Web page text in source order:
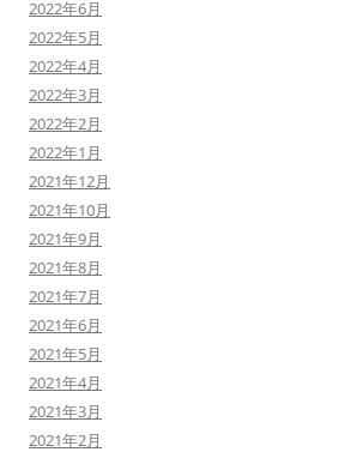
2022年6月
2022年5月
2022年4月
2022年3月
2022年2月
2022年1月
2021年12月
2021年10月
2021年9月
2021年8月
2021年7月
2021年6月
2021年5月
2021年4月
2021年3月
2021年2月